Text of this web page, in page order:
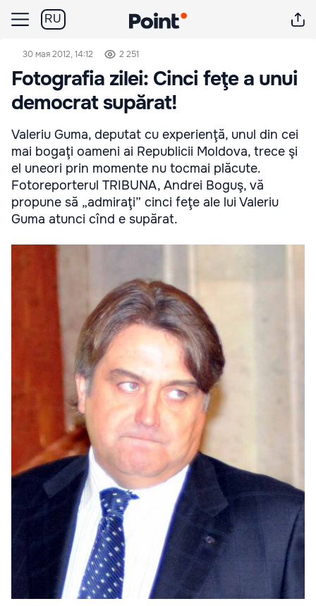
RU
30 мая 2012, 14:12 2 251
Fotografia zilei: Cinci feţe a unui
democrat supărat!
Valeriu Guma, deputat cu experienţă, unul din cei
mai bogaţi oameni ai Republicii Moldova, trece şi
el uneori prin momente nu tocmai plăcute.
Fotoreporterul TRIBUNA, Andrei Boguş, vă
propune să „admiraţi” cinci feţe ale lui Valeriu
Guma atunci cînd e supărat.